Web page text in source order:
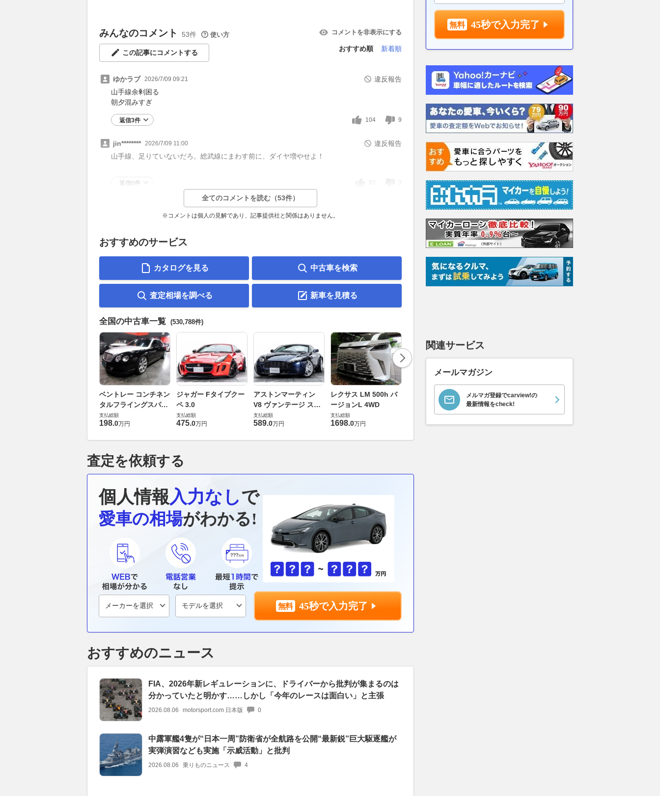
みんなのコメント 53件 使い方 コメントを非表示にする
この記事にコメントする
おすすめ順 新着順
ゆかラブ 2026/7/09 09:21
違反報告
山手線余剰困る
朝夕混みすぎ
返信3件 104 9
jin******** 2026/7/09 11:00
違反報告
山手線、足りていないだろ。総武線にまわす前に、ダイヤ増やせよ！
返信0件
全てのコメントを読む（53件）
※コメントは個人の見解であり、記事提供社と関係はありません。
おすすめのサービス
カタログを見る 中古車を検索
査定相場を調べる 新車を見積る
全国の中古車一覧 (530,788件)
ベントレー コンチネン
タルフライングスパー
6.0 4WD
支払総額
198.0万円
ジャガー Fタイプクー
ペ 3.0
支払総額
475.0万円
アストンマーティン
V8 ヴァンテージ スポ
ーツシフト
支払総額
589.0万円
レクサス LM 500h バ
ージョンL 4WD
支払総額
1698.0万円
ロールスロイス ゴース
ト ロールスロイス ゴ
ースト(第1世代 / RR4)
ホンダ NSX 3.0
支払総額
898
ケージ
査定を依頼する
個人情報入力なしで
愛車の相場がわかる!
45秒で入力完了
おすすめのニュース
FIA、2026年新レギュレーションに、ドライバーから批判が集まるのは
分かっていたと明かす……しかし「今年のレースは面白い」と主張
2026.08.06 motorsport.com 日本版 0
中露軍艦4隻が“日本一周”防衛省が全航路を公開“最新鋭”巨大駆逐艦が
実弾演習なども実施「示威活動」と批判
2026.08.06 乗りものニュース 4
45秒で入力完了
関連サービス
メールマガジン
メルマガ登録でcarview!の
最新情報をcheck!